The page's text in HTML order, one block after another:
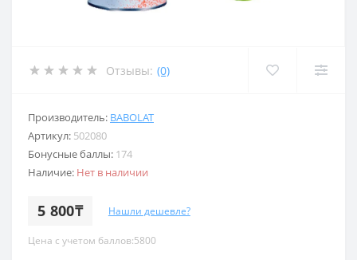
Отзывы: (0)
Производитель: BABOLAT
Артикул: 502080
Бонусные баллы: 174
Наличие: Нет в наличии
5 800₸ Нашли дешевле?
Цена с учетом баллов:5800